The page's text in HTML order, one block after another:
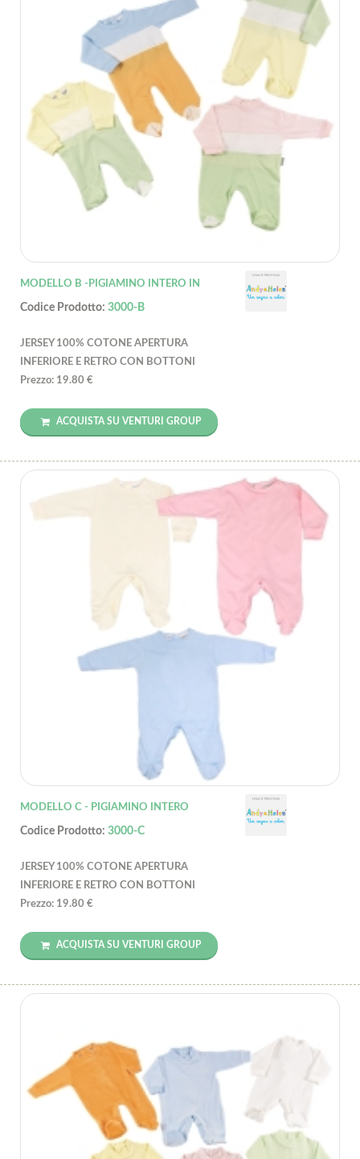
MODELLO B -PIGIAMINO INTERO IN
Codice Prodotto: 3000-B
JERSEY 100% COTONE APERTURA
INFERIORE E RETRO CON BOTTONI
Prezzo: 19.80 €
ACQUISTA SU VENTURI GROUP
MODELLO C - PIGIAMINO INTERO
Codice Prodotto: 3000-C
JERSEY 100% COTONE APERTURA
INFERIORE E RETRO CON BOTTONI
Prezzo: 19.80 €
ACQUISTA SU VENTURI GROUP